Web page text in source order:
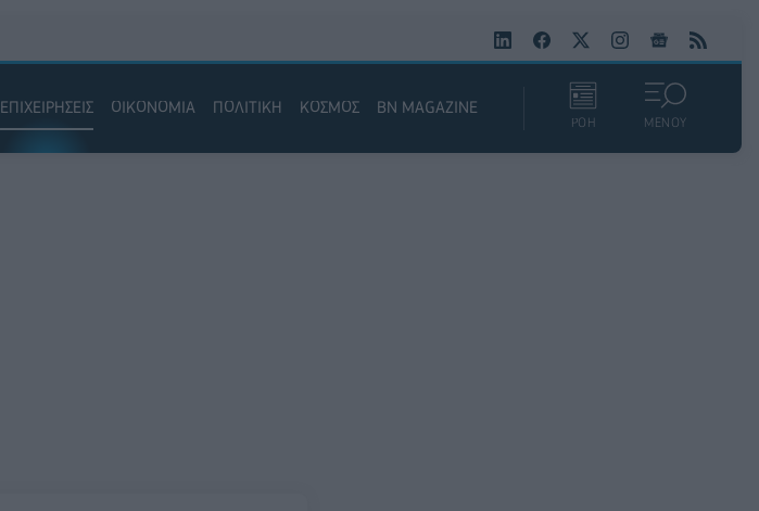
ΕΠΙΧΕΙΡΗΣΕΙΣ ΟΙΚΟΝΟΜΙΑ ΠΟΛΙΤΙΚΗ ΚΟΣΜΟΣ BN MAGAZINE
ΡΟΗ ΜΕΝΟΥ